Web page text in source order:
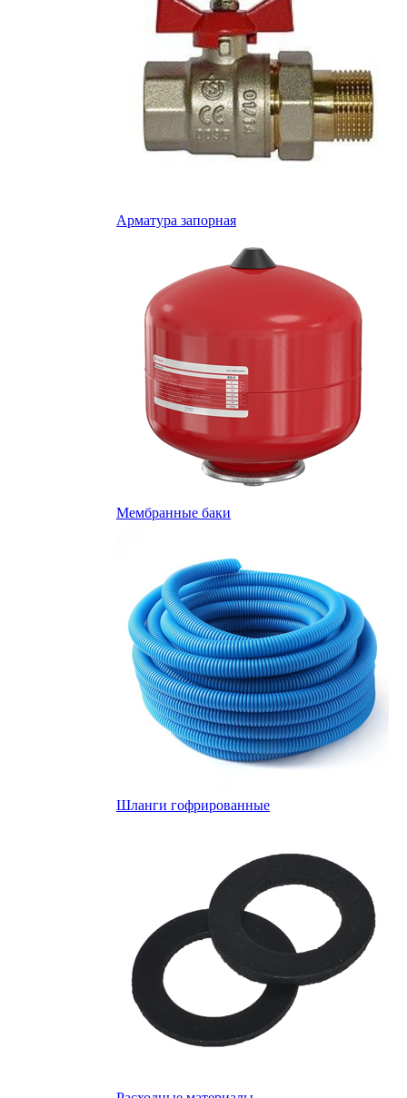
Арматура запорная
Мембранные баки
Шланги гофрированные